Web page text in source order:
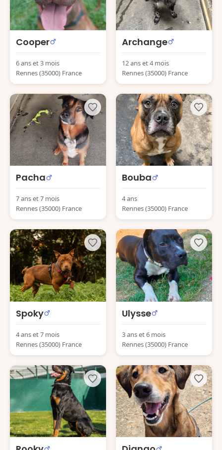
Cooper
6 ans et 3 mois
Rennes (35000) France
Archange
12 ans et 4 mois
Rennes (35000) France
Pacha
7 ans et 7 mois
Rennes (35000) France
Bouba
4 ans
Rennes (35000) France
Spoky
4 ans et 7 mois
Rennes (35000) France
Ulysse
3 ans et 6 mois
Rennes (35000) France